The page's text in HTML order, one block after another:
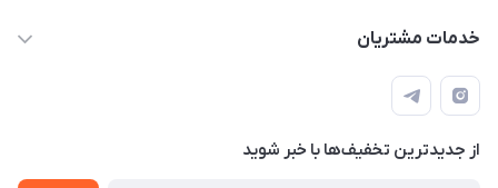
طبقه همکف واحد 131
مجله فروشگاه
درباره ما
تماس با ما
خدمات مشتریان
قوانین و مقررات
حریم خصوصی
راهنما
از جدید‌ترین تخفیف‌ها با‌ خبر شوید